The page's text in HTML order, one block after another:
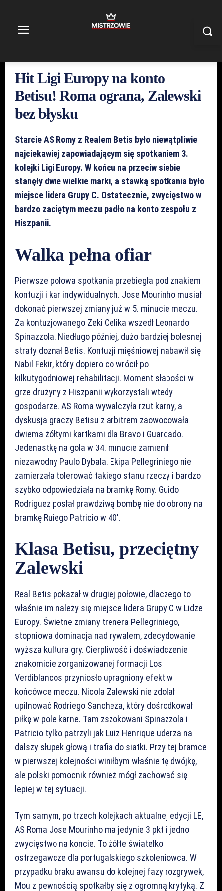
Hit Ligi Europy na konto
Betisu! Roma ograna, Zalewski
bez błysku
Starcie AS Romy z Realem Betis było niewątpliwie
najciekawiej zapowiadającym się spotkaniem 3.
kolejki Ligi Europy. W końcu na przeciw siebie
stanęły dwie wielkie marki, a stawką spotkania było
miejsce lidera Grupy C. Ostatecznie, zwycięstwo w
bardzo zaciętym meczu padło na konto zespołu z
Hiszpanii.
Walka pełna ofiar
Pierwsze połowa spotkania przebiegła pod znakiem
kontuzji i kar indywidualnych. Jose Mourinho musiał
dokonać pierwszej zmiany już w 5. minucie meczu.
Za kontuzjowanego Zeki Celika wszedł Leonardo
Spinazzola. Niedługo później, dużo bardziej bolesnej
straty doznał Betis. Kontuzji mięśniowej nabawił się
Nabil Fekir, który dopiero co wrócił po
kilkutygodniowej rehabilitacji. Moment słabości w
grze drużyny z Hiszpanii wykorzystali wtedy
gospodarze. AS Roma wywalczyła rzut karny, a
dyskusja graczy Betisu z arbitrem zaowocowała
dwiema żółtymi kartkami dla Bravo i Guardado.
Jedenastkę na gola w 34. minucie zamienił
niezawodny Paulo Dybala. Ekipa Pellegriniego nie
zamierzała tolerować takiego stanu rzeczy i bardzo
szybko odpowiedziała na bramkę Romy. Guido
Rodriguez posłał prawdziwą bombę nie do obrony na
bramkę Ruiego Patricio w 40′.
Klasa Betisu, przeciętny
Zalewski
Real Betis pokazał w drugiej połowie, dlaczego to
właśnie im należy się miejsce lidera Grupy C w Lidze
Europy. Świetne zmiany trenera Pellegriniego,
stopniowa dominacja nad rywalem, zdecydowanie
wyższa kultura gry. Cierpliwość i doświadczenie
znakomicie zorganizowanej formacji Los
Verdiblancos przyniosło upragniony efekt w
końcówce meczu. Nicola Zalewski nie zdołał
upilnować Rodriego Sancheza, który dośrodkował
piłkę w pole karne. Tam zszokowani Spinazzola i
Patricio tylko patrzyli jak Luiz Henrique uderza na
dalszy słupek głową i trafia do siatki. Przy tej bramce
w pierwszej kolejności winiłbym właśnie tę dwójkę,
ale polski pomocnik również mógł zachować się
lepiej w tej sytuacji.
Tym samym, po trzech kolejkach aktualnej edycji LE,
AS Roma Jose Mourinho ma jedynie 3 pkt i jedno
zwycięstwo na koncie. To żółte światełko
ostrzegawcze dla portugalskiego szkoleniowca. W
przypadku braku awansu do kolejnej fazy rozgrywek,
Mou z pewnością spotkałby się z ogromną krytyką. Z